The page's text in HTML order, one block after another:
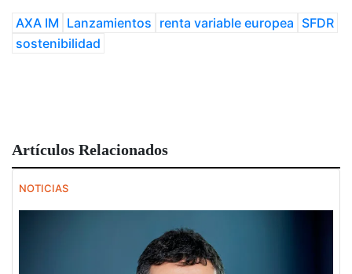
AXA IM Lanzamientos renta variable europea SFDR
sostenibilidad
Artículos Relacionados
NOTICIAS